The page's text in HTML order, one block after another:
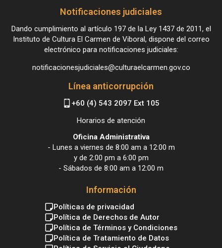
Notificaciones judiciales
Dando cumplimiento al artículo 197 de la Ley 1437 de 2011, el
Instituto de Cultura El Carmen de Viboral, dispone del correo
electrónico para notificaciones judiciales:
notificacionesjudiciales@culturaelcarmen.gov.co
Línea anticorrupción
+60 (4) 543 2097 Ext 105
Horarios de atención
Oficina Administrativa
- Lunes a viernes de 8:00 am a 12:00 m
y de 2:00 pm a 6:00 pm
- Sábados de 8:00 am a 12:00 m
Información
Políticas de privacidad
Política de Derechos de Autor
Política de Términos y Condiciones
Política de Tratamiento de Datos